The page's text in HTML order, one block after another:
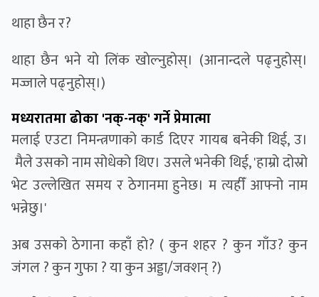
थाहा छैन र?
थाहा छैन भने याे लिंक खाेल्नुहाेस्। (आनान्दले पढ्नुहोस्।
मज्जाले पढ्नुहोस्।)
मध्यरातमा ढोका 'नक्-नक्' गर्ने प्रेमात्मा
मलाई एउटा निमन्त्रणाको कार्ड दिएर गायब बनेकी थिई, उ।
मैले उसको नाम सोधेको थिए। उसले भनेकी थिई, 'हाम्रो दोस्रो
भेट उल्लेखित समय र ठेगानमा हुनेछ। म त्यहीँ आफ्नो नाम
भन्नेछु।'
अब उसकाे ठेगाना कहाँ हाे? ( कुन शहर ? कुन गाँउ? कुन
जंगल ? कुन गुफा ? या कुन अड्डा/जक्शन् ?)